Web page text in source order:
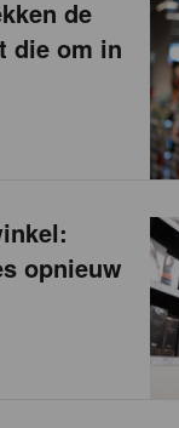
de
die om in
opnieuw